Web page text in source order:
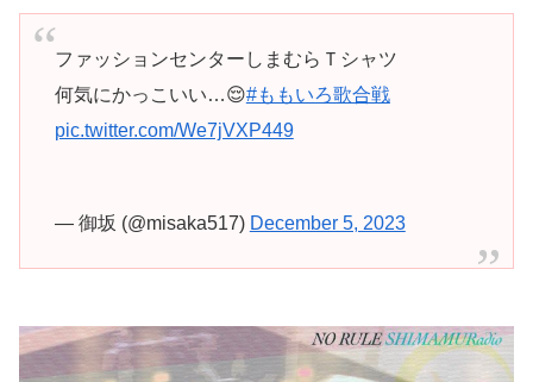
ファッションセンターしまむらＴシャツ
何気にかっこいい…😌#ももいろ歌合戦
pic.twitter.com/We7jVXP449
— 御坂 (@misaka517) December 5, 2023